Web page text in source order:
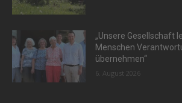
„Unsere Gesellschaft
Menschen
übernehmen“
6. August 2026